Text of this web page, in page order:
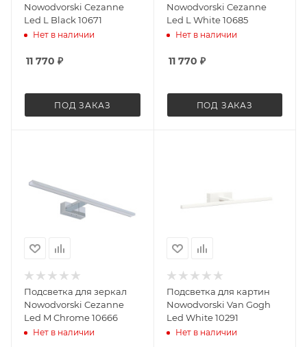
Nowodvorski Cezanne
Led L Black 10671
Нет в наличии
11 770 ₽
ПОД ЗАКАЗ
Nowodvorski Cezanne
Led L White 10685
Нет в наличии
11 770 ₽
ПОД ЗАКАЗ
Подсветка для зеркал
Nowodvorski Cezanne
Led M Chrome 10666
Нет в наличии
Подсветка для картин
Nowodvorski Van Gogh
Led White 10291
Нет в наличии